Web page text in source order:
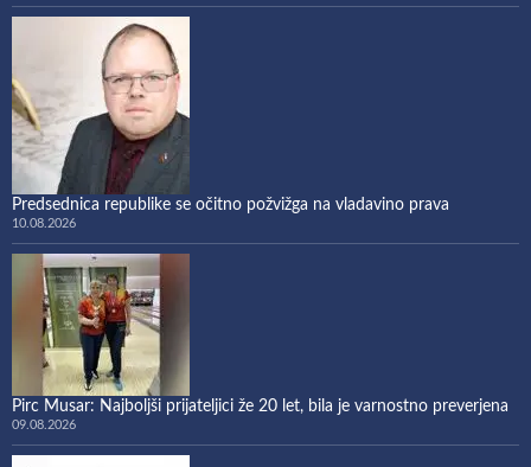
Predsednica republike se očitno požvižga na vladavino prava
10.08.2026
Pirc Musar: Najboljši prijateljici že 20 let, bila je varnostno preverjena
09.08.2026